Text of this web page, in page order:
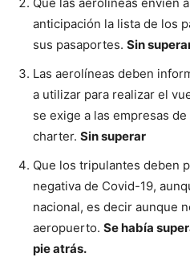
anticipación la lista de los
sus pasaportes. Sin
Las aerolíneas deben
a utilizar para realizar el
se exige a las empresas
charter. Sin superar
Que los tripulantes deben
negativa de Covid-19,
nacional, es decir aunque
aeropuerto. Se había
pie atrás.